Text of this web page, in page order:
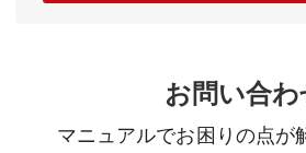
お問い合わ
マニュアルでお困りの点が